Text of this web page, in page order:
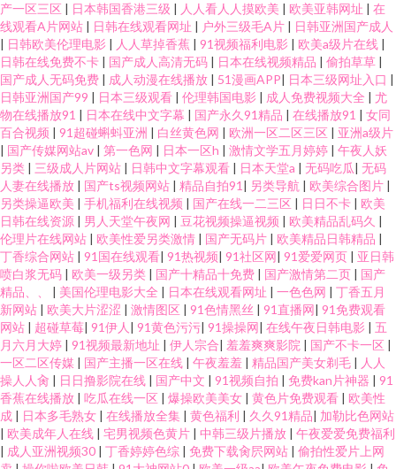
产一区三区 | 日本韩国香港三级 | 人人看人人摸欧美 | 欧美亚韩网址 | 在
线观看A片网站 | 日韩在线观看网址 | 户外三级毛A片 | 日韩亚洲国产成人
| 日韩欧美伦理电影 | 人人草掉香蕉 | 91视频福利电影 | 欧美a级片在线 |
日韩在线免费不卡 | 国产成人高清无码 | 日本在线视频精品 | 偷拍草草 |
国产成人无码免费 | 成人动漫在线播放 | 51漫画APP| 日本三级网址入口 |
日韩亚洲国产99 | 日本三级观看 | 伦理韩国电影 | 成人免费视频大全 | 尤
物在线播放91 | 日本在线中文字幕 | 国产永久91精品 | 在线播放91 | 女同
百合视频 | 91超碰蝌蚪亚洲 | 白丝黄色网 | 欧洲一区二区三区 | 亚洲a级片
| 国产传媒网站av | 第一色网 | 日本一区h | 激情文学五月婷婷 | 午夜人妖
另类 | 三级成人片网站 | 日韩中文字幕观看 | 日本天堂a | 无码吃瓜| 无码
人妻在线播放 | 国产ts视频网站 | 精品自拍91 | 另类导航 | 欧美综合图片 |
另类操逼欧美 | 手机福利在线视频 | 国产在线一二三区 | 日日不卡 | 欧美
日韩在线资源 | 男人天堂午夜网 | 豆花视频操逼视频 | 欧美精品乱码久 |
伦理片在线网站 | 欧美性爱另类激情 | 国产无码片 | 欧美精品日韩精品 |
丁香综合网站 | 91国在线观看| 91热视频| 91社区网| 91爱爱网页 | 亚日韩
喷白浆无码 | 欧美一级另类 | 国产十精品十免费 | 国产激情第二页 | 国产
精品、、 | 美国伦理电影大全 | 日本在线观看网址 | 一色色网 | 丁香五月
新网站 | 欧美大片涩涩 | 激情图区 | 91色情黑丝 | 91直播网| 91免费观看
网站 | 超碰草莓| 91伊人 | 91黄色污污| 91操操网| 在线午夜日韩电影 | 五
月六月大婷 | 91视频最新地址 | 伊人宗合| 羞羞爽爽影院 | 国产不卡一区 |
一区二区传媒 | 国产主播一区在线 | 午夜羞羞 | 精品国产美女剃毛 | 人人
操人人肏 | 日日撸影院在线 | 国产中文 | 91视频自拍 | 免费kan片神器 | 91
香蕉在线播放 | 吃瓜在线一区 | 爆操欧美美女 | 黄色片免费观看 | 欧美性
成 | 日本多毛熟女 | 在线播放全集 | 黄色福利 | 久久91精品| 加勒比色网站
| 欧美成年人在线 | 宅男视频色黄片 | 中韩三级片播放 | 午夜爱爱免费福利
| 成人亚洲视频30 | 丁香婷婷色综 | 免费下载肏屄网站 | 偷拍性爱片上网